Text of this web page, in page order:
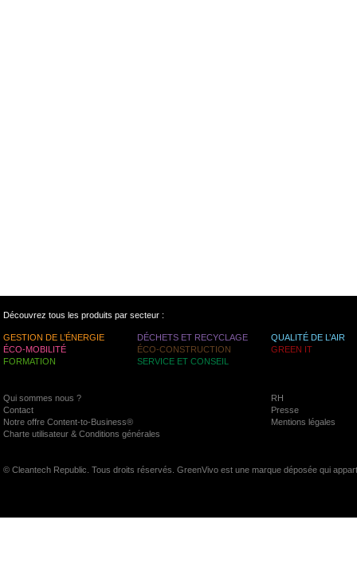
Découvrez tous les produits par secteur :
GESTION DE L’ÉNERGIE DÉCHETS ET RECYCLAGE
QUALITÉ DE L’AIR
ÉCO-MOBILITÉ
ÉCO-CONSTRUCTION
GREEN IT
FORMATION
SERVICE ET CONSEIL
Qui sommes nous ?
RH
Contact
Presse
Notre offre Content-to-Business®
Mentions légales
Charte utilisateur & Conditions générales
© Cleantech Republic. Tous droits réservés. GreenVivo est une marque déposée qui